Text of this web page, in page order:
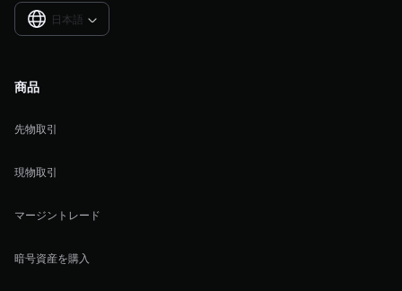
日本語 
商品
先物取引
現物取引
マージントレード
暗号資産を購入